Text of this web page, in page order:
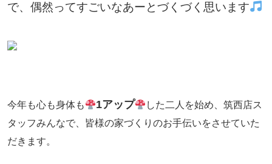
で、偶然ってすごいなあーとづくづく思います
今年も心も身体も 1アップ
した二人を始め、筑西店ス
タッフみんなで、皆様の家づくりのお手伝いをさせていた
だきます。